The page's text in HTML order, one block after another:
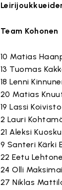
Team Kohonen
10 Matias
13 Tuomas
18 Lenni
20 Matias
19 Lassi
2 Lauri
21 Aleksi
9 Santeri Kärki
22 Eetu
24 Olli
27 Niklas